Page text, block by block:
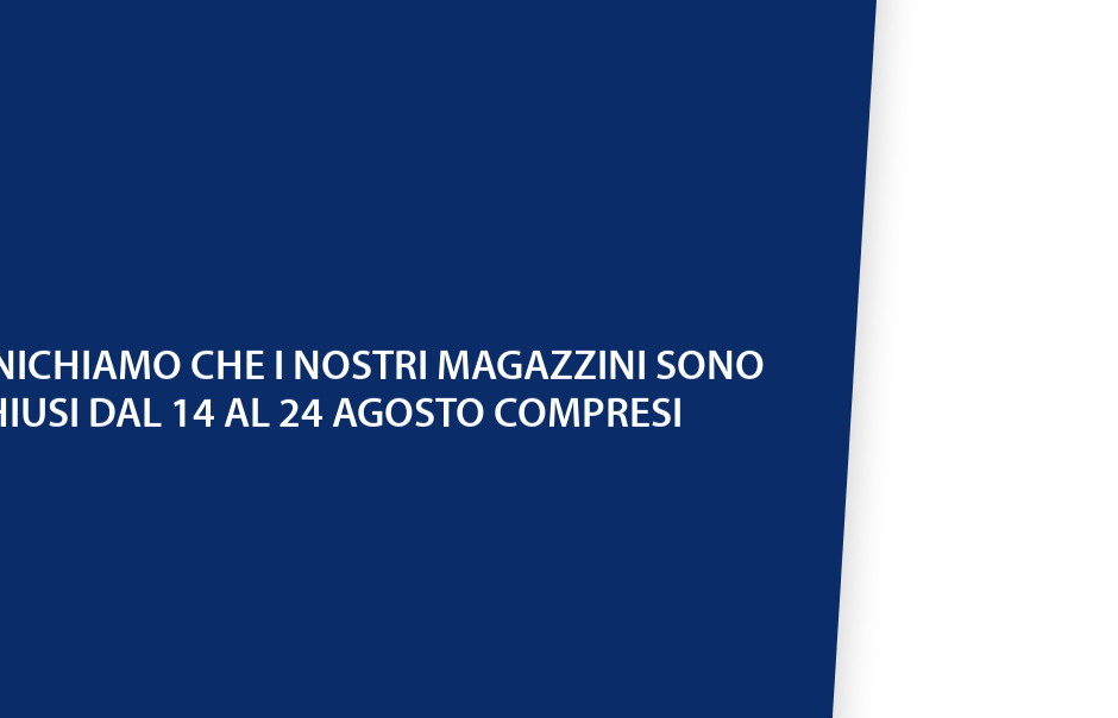
CHE I NOSTRI MAGAZZINI SONO
DAL 14 AL 24 AGOSTO COMPRESI
dovrebbe
Fluid R
i freni sono
competizioni in
minerale
in magnesio o in
DEL